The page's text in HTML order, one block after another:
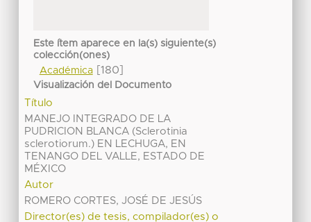
Este ítem aparece en la(s) siguiente(s)
colección(ones)
Académica[180]
Visualización del Documento
Título
MANEJO INTEGRADO DE LA
PUDRICION BLANCA (Sclerotinia
sclerotiorum.) EN LECHUGA, EN
TENANGO DEL VALLE, ESTADO DE
MÉXICO
Autor
ROMERO CORTES, JOSÉ DE JESÚS
Director(es) de tesis, compilador(es) o